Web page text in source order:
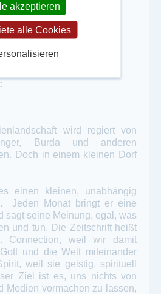
Zeitschriften:
wird regiert von
Burda und anderen
Doch in einem kleinen Dorf
einen kleinen, unabhängig
Jeden Monat bringt er eine
sagt seine Meinung, egal, was
und tun. Die Zeitschrift heißt
Connection, weil wir damit
und die Welt miteinander
weil sie geistig, spirituell
Ziel ist es, uns nichts von
Medien vormachen zu lassen,
akzeptieren
alle Cookies